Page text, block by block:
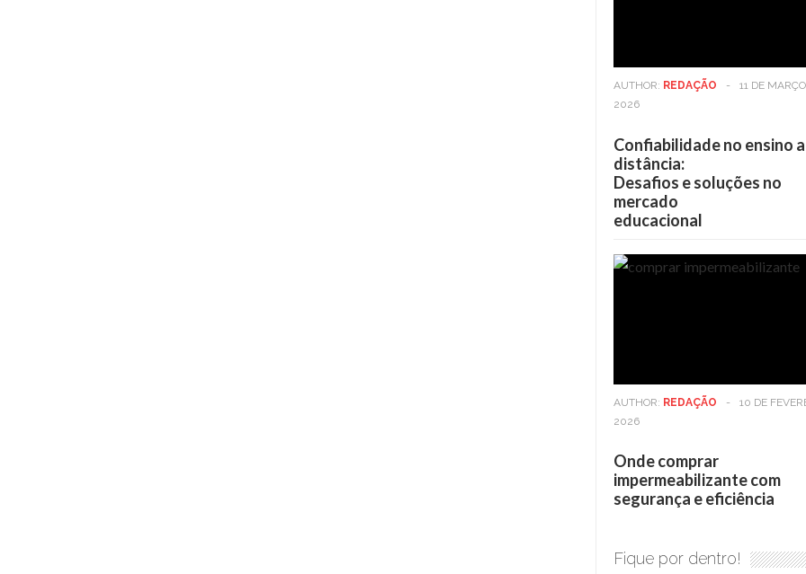
AUTHOR: REDAÇÃO -
11 DE
2026
Confiabilidade no ensino a
distância:
Desafios e soluções no
mercado
educacional
AUTHOR: REDAÇÃO -
10 DE
2026
Onde comprar
impermeabilizante com
segurança e eficiência
Fique por dentro!